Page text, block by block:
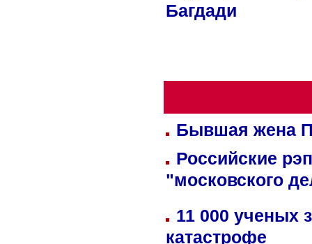
Багдади
Бывшая жена
Российские
"московского
11 000 ученых